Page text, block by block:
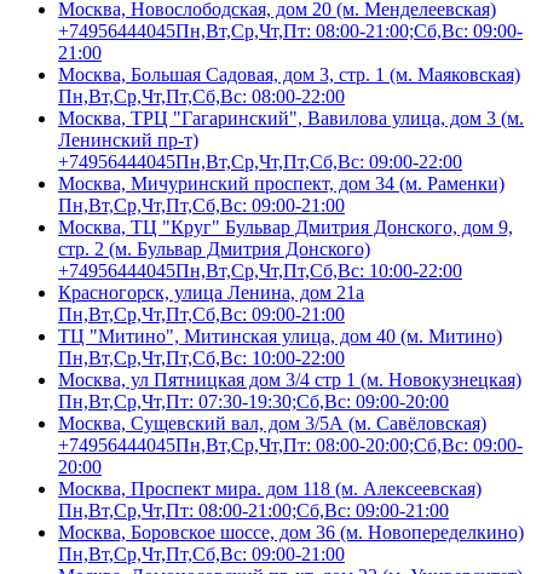
Москва, Новослободская, дом 20 (м. Менделеевская)
+74956444045Пн,Вт,Ср,Чт,Пт: 08:00-21:00;Сб,Вс: 09:00-
21:00
Москва, Большая Садовая, дом 3, стр. 1 (м. Маяковская)
Пн,Вт,Ср,Чт,Пт,Сб,Вс: 08:00-22:00
Москва, ТРЦ "Гагаринский", Вавилова улица, дом 3 (м.
Ленинский пр-т)
+74956444045Пн,Вт,Ср,Чт,Пт,Сб,Вс: 09:00-22:00
Москва, Мичуринский проспект, дом 34 (м. Раменки)
Пн,Вт,Ср,Чт,Пт,Сб,Вс: 09:00-21:00
Москва, ТЦ "Круг" Бульвар Дмитрия Донского, дом 9,
стр. 2 (м. Бульвар Дмитрия Донского)
+74956444045Пн,Вт,Ср,Чт,Пт,Сб,Вс: 10:00-22:00
Красногорск, улица Ленина, дом 21а
Пн,Вт,Ср,Чт,Пт,Сб,Вс: 09:00-21:00
ТЦ "Митино", Митинская улица, дом 40 (м. Митино)
Пн,Вт,Ср,Чт,Пт,Сб,Вс: 10:00-22:00
Москва, ул Пятницкая дом 3/4 стр 1 (м. Новокузнецкая)
Пн,Вт,Ср,Чт,Пт: 07:30-19:30;Сб,Вс: 09:00-20:00
Москва, Сущевский вал, дом 3/5А (м. Савёловская)
+74956444045Пн,Вт,Ср,Чт,Пт: 08:00-20:00;Сб,Вс: 09:00-
20:00
Москва, Проспект мира. дом 118 (м. Алексеевская)
Пн,Вт,Ср,Чт,Пт: 08:00-21:00;Сб,Вс: 09:00-21:00
Москва, Боровское шоссе, дом 36 (м. Новопеределкино)
Пн,Вт,Ср,Чт,Пт,Сб,Вс: 09:00-21:00